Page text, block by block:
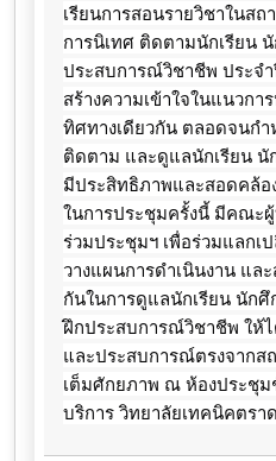
เรียนการสอนรายวิชาในส
การนิเทศ ติดตามนักเรียน
ประสบการณ์วิชาชีพ ประจ
สร้างความเข้าใจในแนวก
ทิศทางเดียวกัน ตลอดจนก
ติดตาม และดูแลนักเรียน นั
มีประสิทธิภาพและสอดคล้อ
ในการประชุมครั้งนี้ มีคณะ
ร่วมประชุมฯ เพื่อร่วมแลกเ
วางแผนการดำเนินงาน แล
กันในการดูแลนักเรียน นัก
ฝึกประสบการณ์วิชาชีพ ให้
และประสบการณ์ตรงจากส
เต็มศักยภาพ ณ ห้องประชุม
บริการ วิทยาลัยเทคนิคตรา